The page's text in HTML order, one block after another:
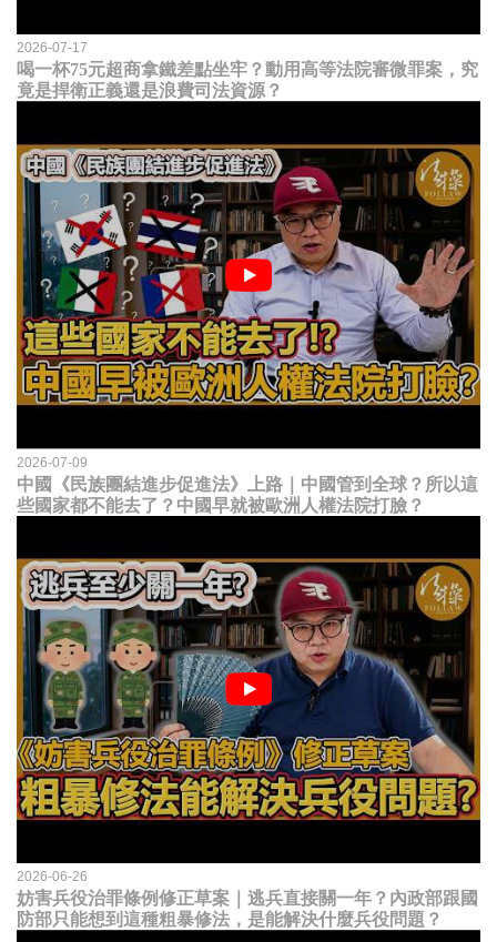
2026-07-17
喝一杯75元超商拿鐵差點坐牢？動用高等法院審微罪案，究
竟是捍衛正義還是浪費司法資源？
2026-07-09
中國《民族團結進步促進法》上路｜中國管到全球？所以這
些國家都不能去了？中國早就被歐洲人權法院打臉？
2026-06-26
妨害兵役治罪條例修正草案｜逃兵直接關一年？內政部跟國
防部只能想到這種粗暴修法，是能解決什麼兵役問題？